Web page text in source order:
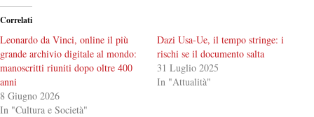
Correlati
Leonardo da Vinci, online il più
grande archivio digitale al mondo:
manoscritti riuniti dopo oltre 400
anni
8 Giugno 2026
In "Cultura e Società"
Dazi Usa-Ue, il tempo stringe: i
rischi se il documento salta
31 Luglio 2025
In "Attualità"